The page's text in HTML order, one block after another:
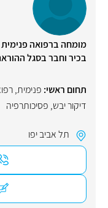
מומחה ברפואה
בכיר וחבר בסגל
תחום ראשי: פנימית,
דיקור יבש, פסיכותרפיה
תל אביב יפו